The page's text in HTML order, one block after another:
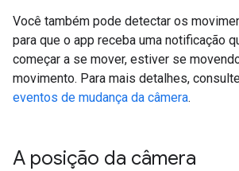
Você também pode detectar os
para que o app receba uma notificação
começar a se mover, estiver se
movimento. Para mais detalhes,
eventos de mudança da câmera.
A posição da câmera